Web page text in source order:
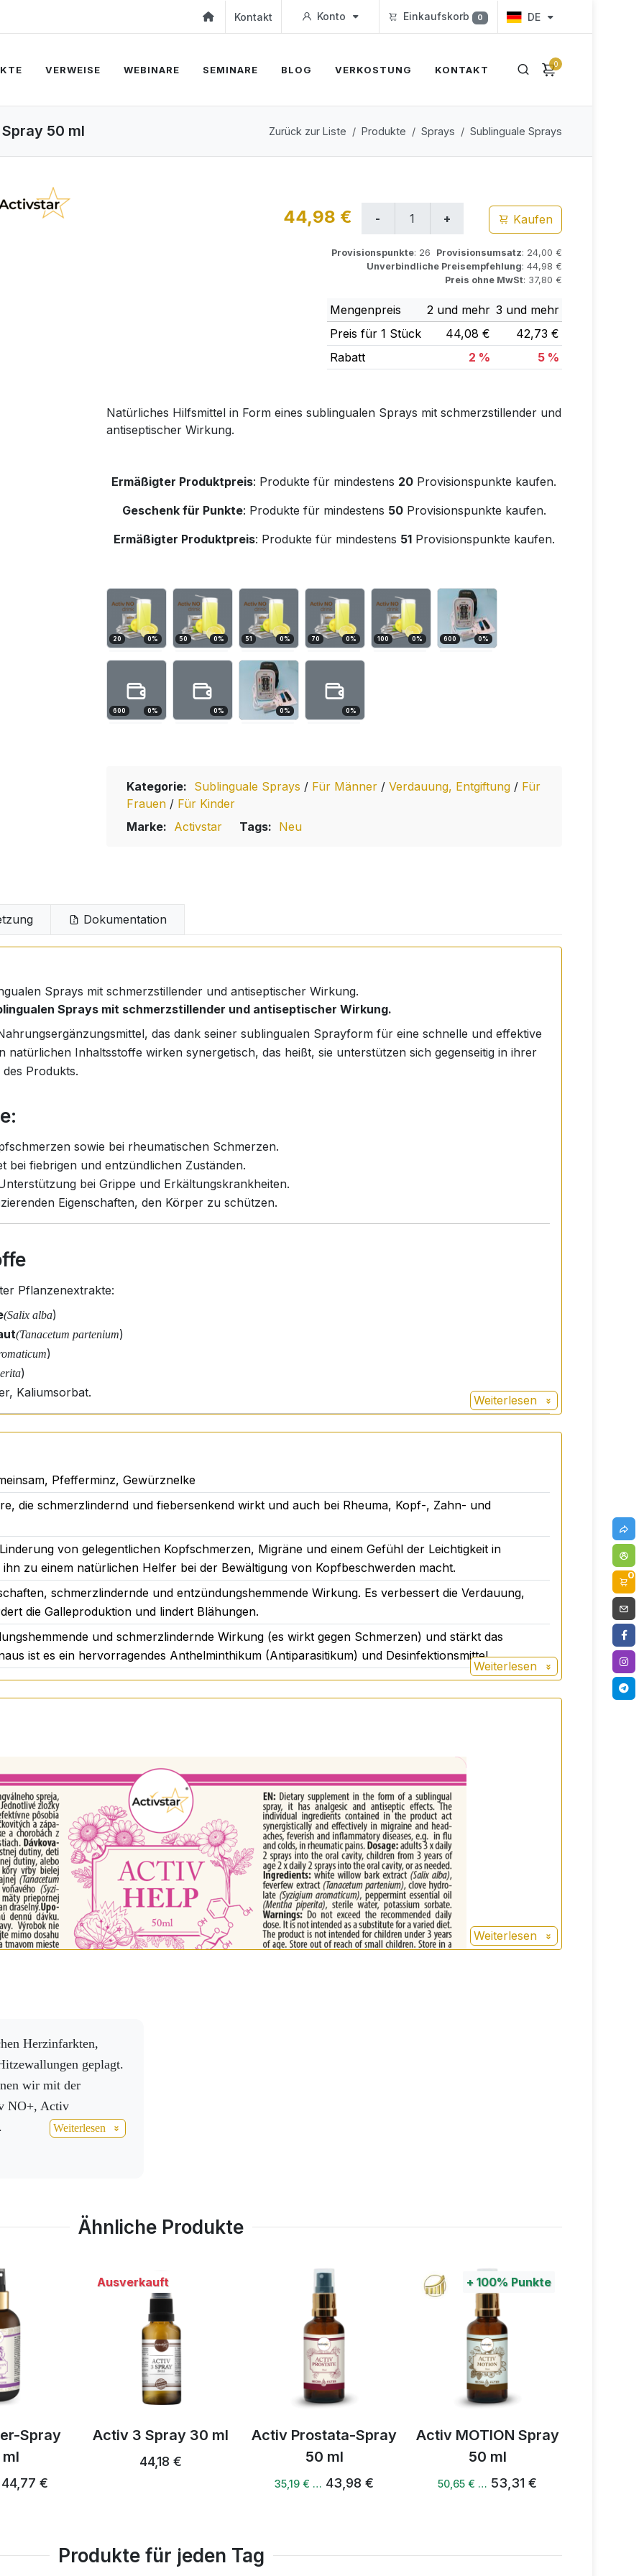
Kontakt Konto Einkaufskorb 0 DE
0
VERWEISE WEBINARE SEMINARE BLOG VERKOSTUNG KONTAKT
50 ml Zurück zur Liste Produkte Sprays Sublinguale Sprays
44,98 € Kaufen
Provisionspunkte: 26 Provisionsumsatz: 24,00 €
Unverbindliche Preisempfehlung: 44,98 €
Preis ohne MwSt: 37,80 €
Mengenpreis 2 und mehr 3 und mehr
Preis für 1 Stück
44,08 €
42,73 €
Rabatt
2 % 5 %
Natürliches Hilfsmittel in Form eines sublingualen Sprays mit schmerzstillender und
antiseptischer Wirkung.
Ermäßigter Produktpreis: Produkte für mindestens 20 Provisionspunkte kaufen.
Geschenk für Punkte: Produkte für mindestens 50Provisionspunkte kaufen.
Ermäßigter Produktpreis: Produkte für mindestens 51Provisionspunkte kaufen.
20 0% 50 0% 51 0% 70 0% 100 0% 600 0%
600 0% 0% 0% 0%
Kategorie: Sublinguale Sprays / Für Männer / Verdauung, Entgiftung / Für
Frauen / Für Kinder
Marke: Activstar Tags: Neu
Dokumentation
Sprays mit schmerzstillender und antiseptischer Wirkung.
Sprays mit schmerzstillender und antiseptischer Wirkung.
das dank seiner sublingualen Sprayform für eine schnelle und effektive
natürlichen Inhaltsstoffe wirken synergetisch, das heißt, sie unterstützen sich gegenseitig in ihrer
Produkts.
sowie bei rheumatischen Schmerzen.
bei fiebrigen und entzündlichen Zuständen.
bei Grippe und Erkältungskrankheiten.
Eigenschaften, den Körper zu schützen.
Pflanzenextrakte:
(Salix alba)
(Tanacetum partenium)
)
)
Kaliumsorbat.
Kaliumsorbat
(oder nach Bedarf).
(oder je nach Bedarf).
werden. Dieses Produkt ist nicht als Ersatz für eine abwechslungsreiche Ernährung
geeignet. Es wird für Kinder nicht empfohlen.
Kraft der Natur und der Mikrofilter-Technologie.
Weiterlesen
Pfefferminz, Gewürznelke
die schmerzlindernd und fiebersenkend wirkt und auch bei Rheuma, Kopf-, Zahn- und
von gelegentlichen Kopfschmerzen, Migräne und einem Gefühl der Leichtigkeit in
zu einem natürlichen Helfer bei der Bewältigung von Kopfbeschwerden macht.
schmerzlindernde und entzündungshemmende Wirkung. Es verbessert die Verdauung,
die Galleproduktion und lindert Blähungen.
und schmerzlindernde Wirkung (es wirkt gegen Schmerzen) und stärkt das
ist es ein hervorragendes Anthelminthikum (Antiparasitikum) und Desinfektionsmittel.
Weiterlesen
Weiterlesen
geplagt.
wir mit der
NO+, Activ
Weiterlesen
Ähnliche Produkte
Spray
ml
44,77 €
Ausverkauft
Activ 3 Spray 30 ml
44,18 €
Activ Prostata-Spray
50 ml
35,19 € … 43,98 €
+ 100%Punkte
Activ MOTION Spray
50 ml
50,65 € … 53,31 €
Produkte für jeden Tag
0